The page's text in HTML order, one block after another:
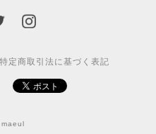
特定商取引法に基づく表記